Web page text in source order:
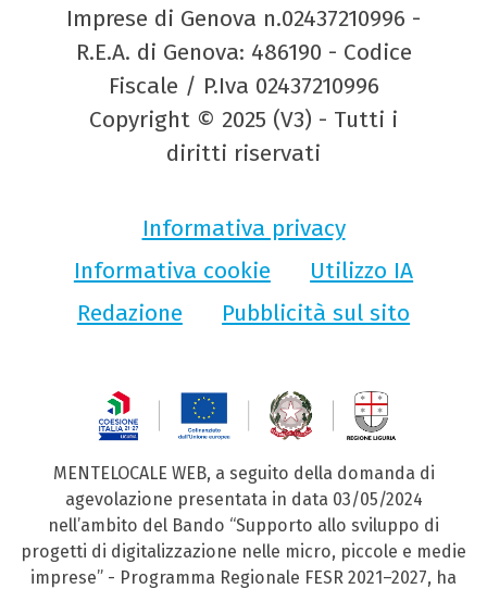
Imprese di Genova n.02437210996 -
R.E.A. di Genova: 486190 - Codice
Fiscale / P.Iva 02437210996
Copyright © 2025 (V3) - Tutti i
diritti riservati
Informativa privacy
Informativa cookie
Utilizzo IA
Redazione
Pubblicità sul sito
MENTELOCALE WEB, a seguito della domanda di
agevolazione presentata in data 03/05/2024
nell’ambito del Bando “Supporto allo sviluppo di
progetti di digitalizzazione nelle micro, piccole e medie
imprese” - Programma Regionale FESR 2021–2027, ha